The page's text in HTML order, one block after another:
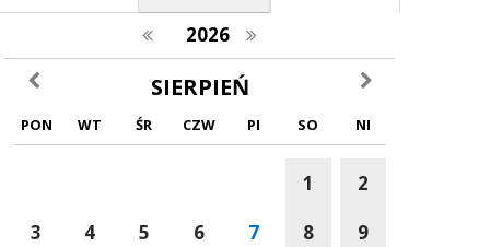
poprzedni rok
2026 następny rok
poprzedni miesiącSIERPIEŃ następny miesiąc
PON WT ŚR CZW PI SO NI
1
2
3
4 5 6 7 8
9